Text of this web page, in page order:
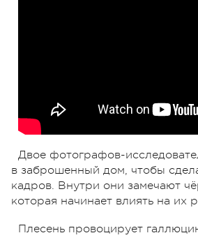
Двое фотографов-
в заброшенный дом, чтобы
кадров. Внутри они замечают
которая начинает влиять на их
Плесень провоцирует